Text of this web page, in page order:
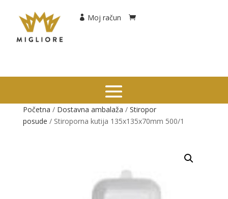
Moj račun
Početna / Dostavna ambalaža / Stiropor
posude / Stiroporna kutija 135x135x70mm 500/1